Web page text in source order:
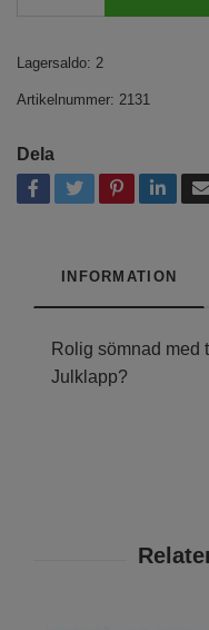
Lagersaldo: 2
Artikelnummer: 2131
Dela
INFORMATION
Rolig sömnad med
Julklapp?